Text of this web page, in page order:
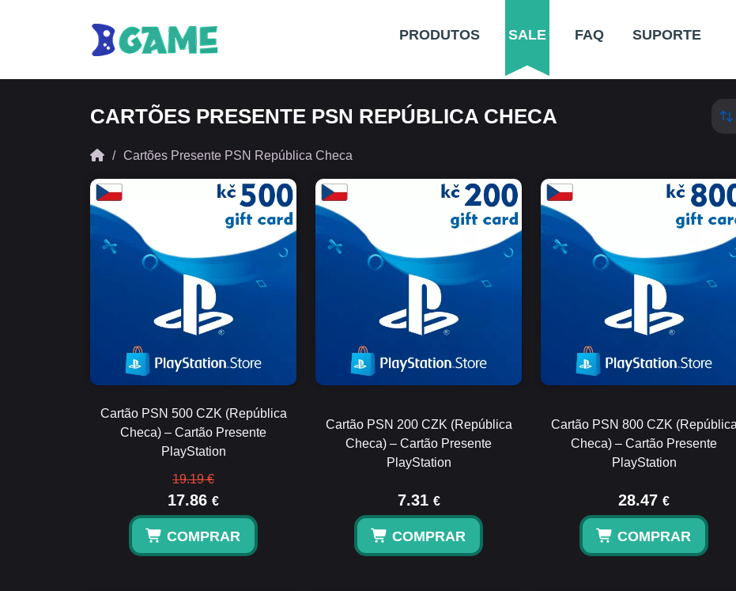
PRODUTOS SALE FAQ SUPORTE
CARTÕES PRESENTE PSN REPÚBLICA CHECA
Cartões Presente PSN República Checa
Cartão PSN 500 CZK (República
Checa) – Cartão Presente
PlayStation
19.19 €
17.86 €
COMPRAR
Cartão PSN 200 CZK (República
Checa) – Cartão Presente
PlayStation
7.31 €
COMPRAR
Cartão PSN 800 CZK (República
Checa) – Cartão Presente
PlayStation
28.47 €
COMPRAR